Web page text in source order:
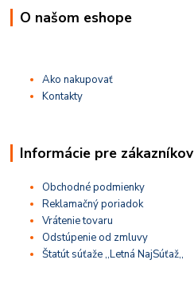
O našom eshope
Ako nakupovať
Kontakty
Informácie pre zákazníkov
Obchodné podmienky
Reklamačný poriadok
Vrátenie tovaru
Odstúpenie od zmluvy
Štatút súťaže ,,Letná NajSúťaž,,